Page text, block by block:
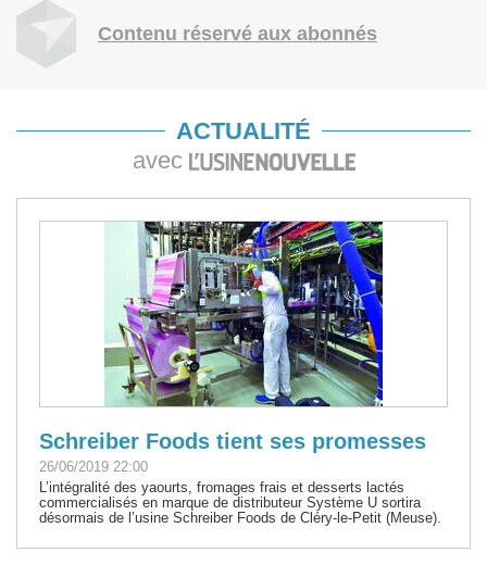
Contenu réservé aux abonnés
ACTUALITÉ
avec
Schreiber Foods tient ses promesses
26/06/2019 22:00
L’intégralité des yaourts, fromages frais et desserts lactés
commercialisés en marque de distributeur Système U sortira
désormais de l’usine Schreiber Foods de Cléry-le-Petit (Meuse).